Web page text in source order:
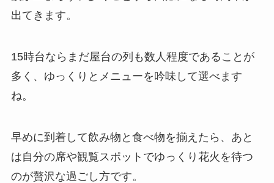
出てきます。
15時台ならまだ屋台の列も数人程度であることが
多く、ゆっくりとメニューを吟味して選べます
ね。
早めに到着して飲み物と食べ物を揃えたら、あと
は自分の席や観覧スポットでゆっくり花火を待つ
のが贅沢な過ごし方です。